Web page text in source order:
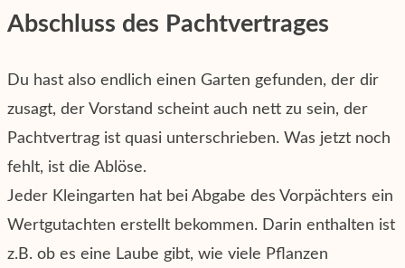
Abschluss des Pachtvertrages
Du hast also endlich einen Garten gefunden, der dir
zusagt, der Vorstand scheint auch nett zu sein, der
Pachtvertrag ist quasi unterschrieben. Was jetzt noch
fehlt, ist die Ablöse.
Jeder Kleingarten hat bei Abgabe des Vorpächters ein
Wertgutachten erstellt bekommen. Darin enthalten ist
z.B. ob es eine Laube gibt, wie viele Pflanzen